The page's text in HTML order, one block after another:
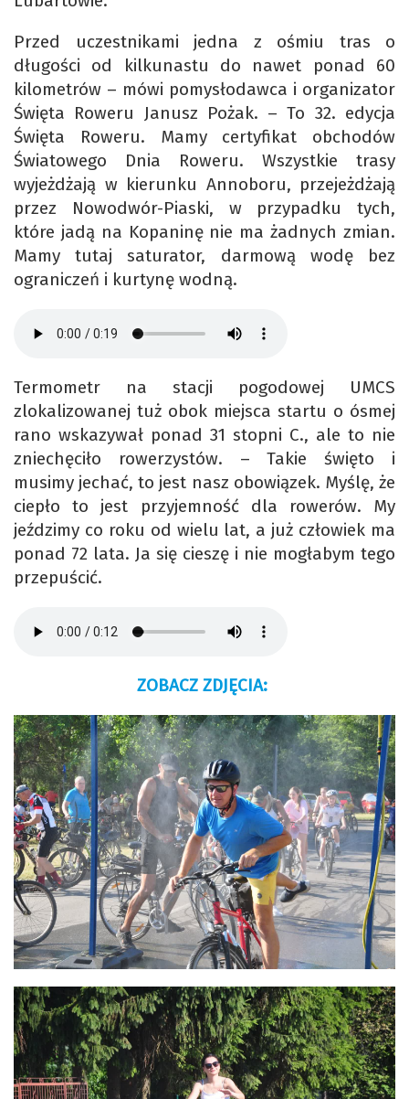
Przed uczestnikami jedna z ośmiu tras o
długości od kilkunastu do nawet ponad 60
kilometrów – mówi pomysłodawca i organizator
Święta Roweru Janusz Pożak. – To 32. edycja
Święta Roweru. Mamy certyfikat obchodów
Światowego Dnia Roweru. Wszystkie trasy
wyjeżdżają w kierunku Annoboru, przejeżdżają
przez Nowodwór-Piaski, w przypadku tych,
które jadą na Kopaninę nie ma żadnych zmian.
Mamy tutaj saturator, darmową wodę bez
ograniczeń i kurtynę wodną.
Termometr na stacji pogodowej UMCS
zlokalizowanej tuż obok miejsca startu o ósmej
rano wskazywał ponad 31 stopni C., ale to nie
zniechęciło rowerzystów. – Takie święto i
musimy jechać, to jest nasz obowiązek. Myślę, że
ciepło to jest przyjemność dla rowerów. My
jeździmy co roku od wielu lat, a już człowiek ma
ponad 72 lata. Ja się cieszę i nie mogłabym tego
przepuścić.
ZOBACZ ZDJĘCIA: